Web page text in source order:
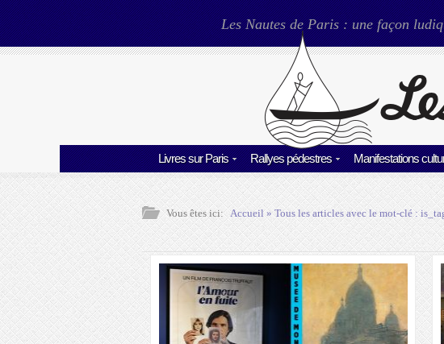
Les Nautes de Paris : une façon
Livres sur Paris Rallyes pédestres Manifestations
Vous êtes ici: Accueil» Tous les articles avec le mot-clé :